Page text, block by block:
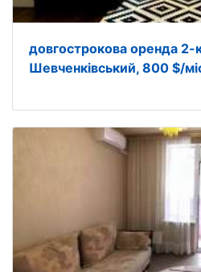
довгострокова оренда 2-
Шевченківський, 800 $/